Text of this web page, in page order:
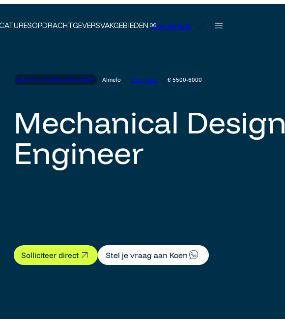
OPDRACHTGEVERSVAKGEBIEDEN Doe de test
WERKTUIGBOUWKUNDE Almelo Overijssel € 5500-6000
Mechanical Design
Engineer
Solliciteer direct Stel je vraag aan Koen